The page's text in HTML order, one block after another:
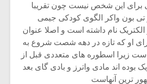
برای این شخص نیست چون تقریبا
بون واکر الگوی کودکی جیمی
نام داشته است و اصلا عنوان
برای او که تازه در دهه شصت شروع به
زیرا اسطوره های متعددی قبل از
بوده اند مادی واترز و بادی گای بعد
ترین آنهاست